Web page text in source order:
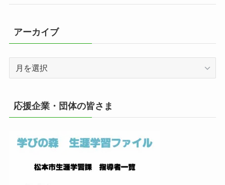
アーカイブ
イ
ブ
応援企業・団体の皆さま